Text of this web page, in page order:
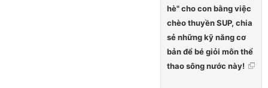
hè" cho con bằng việc
chèo thuyền SUP, chia
sẻ những kỹ năng cơ
bản để bé giỏi môn thể
thao sông nước này!